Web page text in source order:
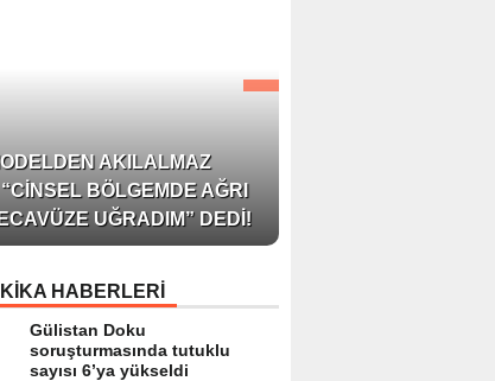
AKILALMAZ
BÖLGEMDE AĞRI
UĞRADIM” DEDI!
HABERLERİ
Gülistan Doku
soruşturmasında tutuklu
sayısı 6’ya yükseldi